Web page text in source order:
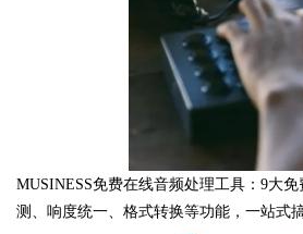
MUSINESS免费在线音频处理工具：9大
测、响度统一、格式转换等功能，一站式